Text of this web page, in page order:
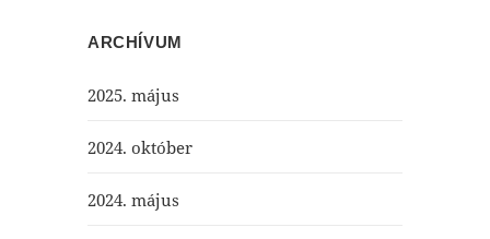
ARCHÍVUM
2025. május
2024. október
2024. május